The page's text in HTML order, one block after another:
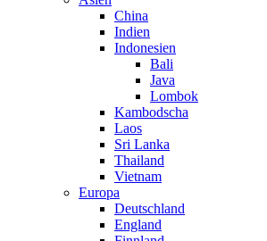
China
Indien
Indonesien
Bali
Java
Lombok
Kambodscha
Laos
Sri Lanka
Thailand
Vietnam
Europa
Deutschland
England